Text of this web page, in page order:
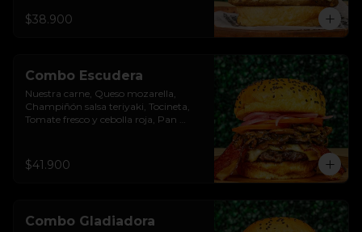
ajo, Pan brioche premium. Incluye
$38.900
Combo Escudera
Nuestra carne, Queso mozarella,
Champiñón salsa teriyaki, Tocineta,
Tomate fresco y cebolla roja, Pan
$41.900
Combo Gladiadora